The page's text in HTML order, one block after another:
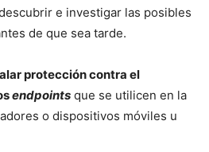
e investigar las posibles
de que sea tarde.
protección contra el
endpoints que se utilicen en la
o dispositivos móviles u